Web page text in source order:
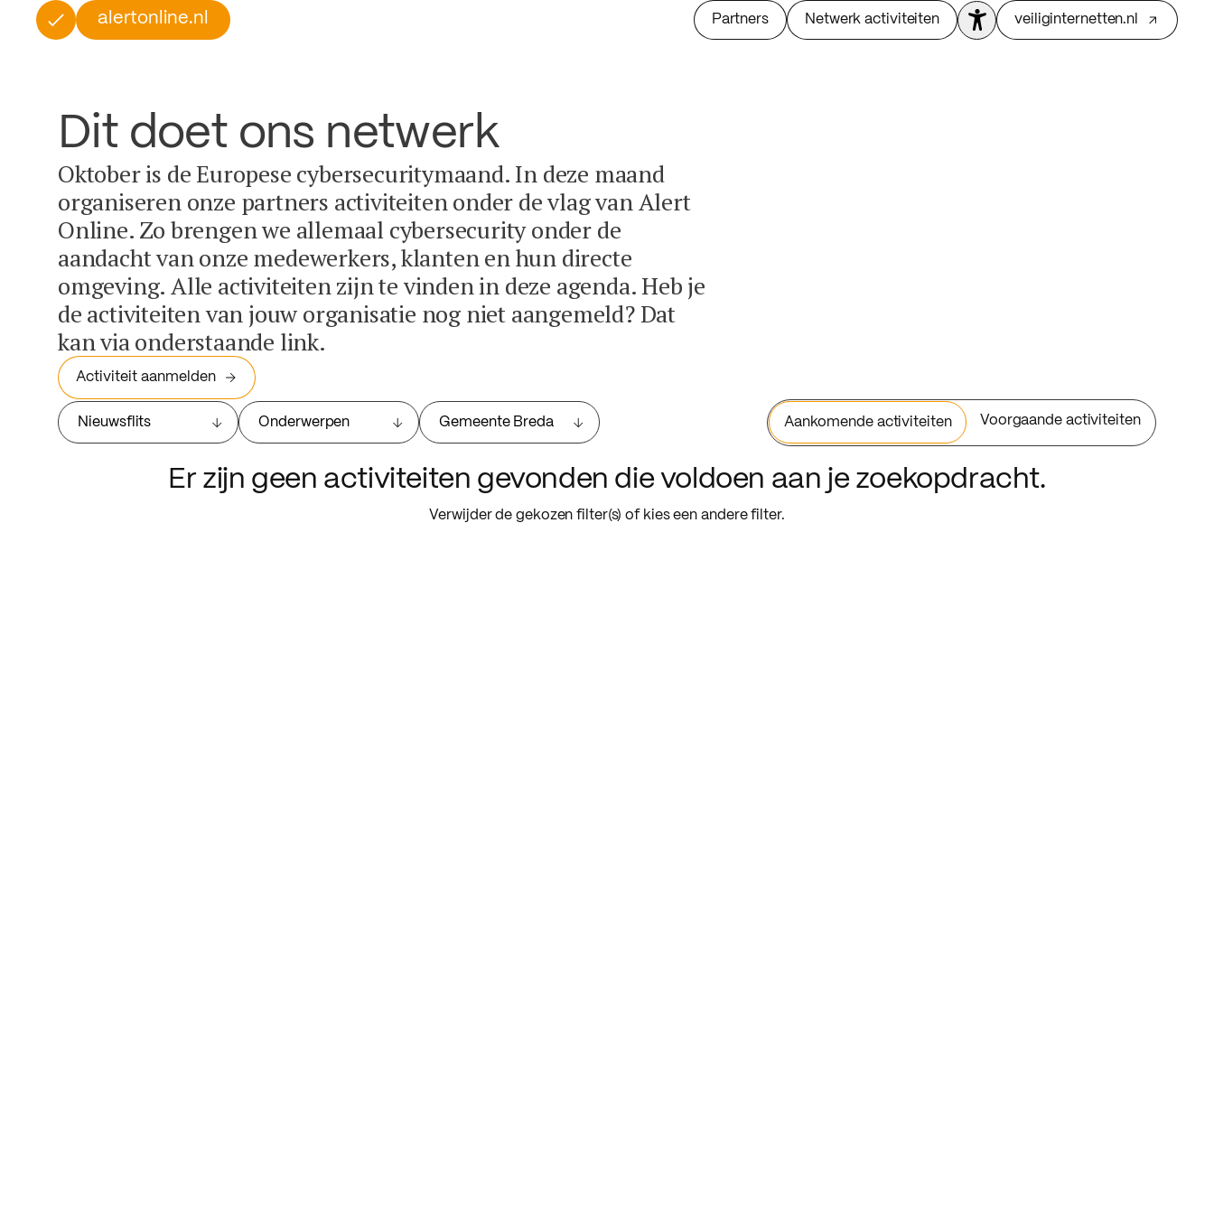
alertonline.nl Partners Netwerk activiteiten veiliginternetten.nl
Dit doet ons netwerk
Oktober is de Europese cybersecuritymaand. In deze maand
organiseren onze partners activiteiten onder de vlag van Alert
Online. Zo brengen we allemaal cybersecurity onder de
aandacht van onze medewerkers, klanten en hun directe
omgeving. Alle activiteiten zijn te vinden in deze agenda. Heb je
de activiteiten van jouw organisatie nog niet aangemeld? Dat
kan via onderstaande link.
Activiteit aanmelden
Nieuwsflits Onderwerpen Gemeente Breda Aankomende activiteiten Voorgaande activiteiten
Er zijn geen activiteiten gevonden die voldoen aan je zoekopdracht.
Verwijder de gekozen filter(s) of kies een andere filter.